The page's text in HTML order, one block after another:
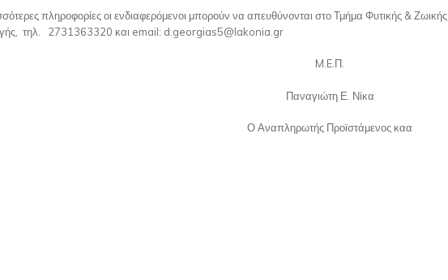
πληροφορίες οι ενδιαφερόμενοι μπορούν να απευθύνονται στο Τμήμα Φυτικής & Ζωικής
τηλ. 2731363320 και email: d.georgias5@lakonia.gr
M.E.Π.
Παναγιώτη Ε. Νίκα
Ο Αναπληρωτής Προϊστάμενος καα